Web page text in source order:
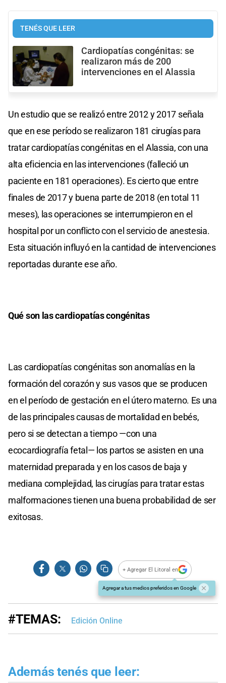
TENÉS QUE LEER
Cardiopatías congénitas: se
realizaron más de 200
intervenciones en el Alassia
Un estudio que se realizó entre 2012 y 2017 señala
que en ese período se realizaron 181 cirugías para
tratar cardiopatías congénitas en el Alassia, con una
alta eficiencia en las intervenciones (falleció un
paciente en 181 operaciones). Es cierto que entre
finales de 2017 y buena parte de 2018 (en total 11
meses), las operaciones se interrumpieron en el
hospital por un conflicto con el servicio de anestesia.
Esta situación influyó en la cantidad de intervenciones
reportadas durante ese año.
Qué son las cardiopatías congénitas
Las cardiopatías congénitas son anomalías en la
formación del corazón y sus vasos que se producen
en el período de gestación en el útero materno. Es una
de las principales causas de mortalidad en bebés,
pero si se detectan a tiempo —con una
ecocardiografía fetal— los partos se asisten en una
maternidad preparada y en los casos de baja y
mediana complejidad, las cirugías para tratar estas
malformaciones tienen una buena probabilidad de ser
exitosas.
+ Agregar El Litoral en
Agregar a tus medios preferidos en Google
#TEMAS: Edición Online
Además tenés que leer: